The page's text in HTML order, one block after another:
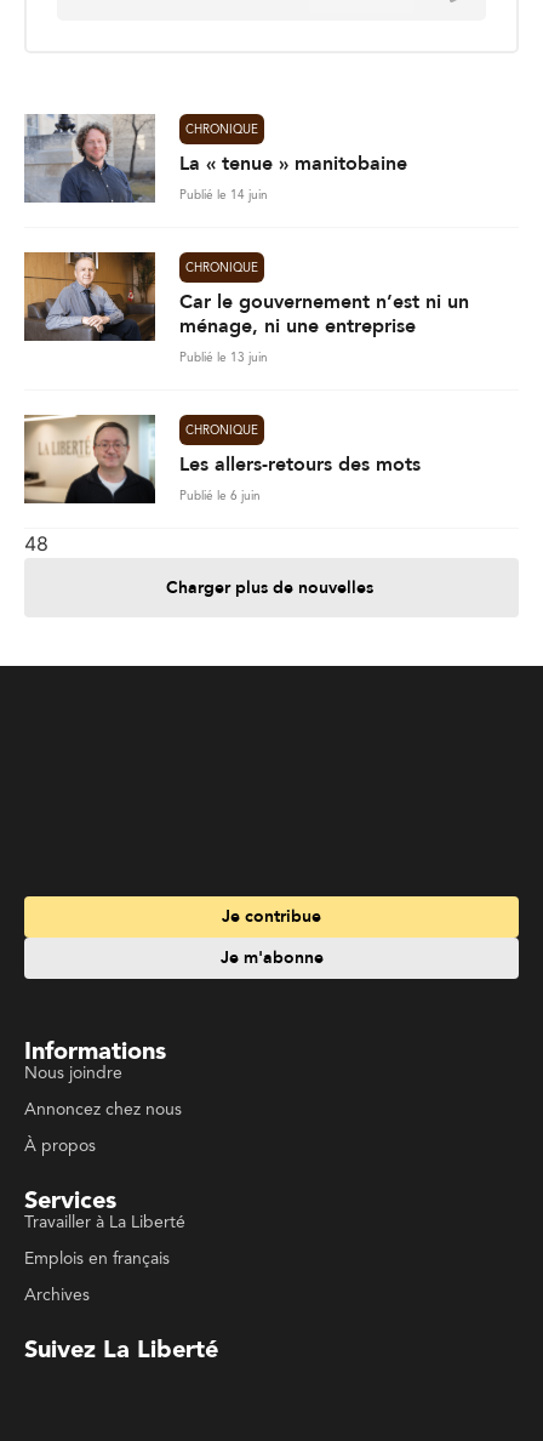
CHRONIQUE
La « tenue » manitobaine
Publié le 14 juin
CHRONIQUE
Car le gouvernement n’est ni un
ménage, ni une entreprise
Publié le 13 juin
CHRONIQUE
Les allers-retours des mots
Publié le 6 juin
48
Charger plus de nouvelles
Informations
Services
Travailler à La Liberté
Emplois en français
Suivez La Liberté